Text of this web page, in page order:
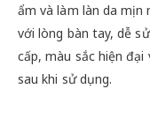
ẩm và làm làn da mịn
với lòng bàn tay, dễ
cấp, màu sắc hiện
sau khi sử dụng.